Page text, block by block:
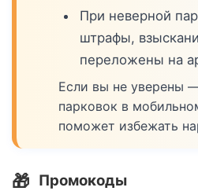
При неверной
штрафы,
переложены на
Если вы не уверены
парковок в
поможет избежать
🎁 Промокоды